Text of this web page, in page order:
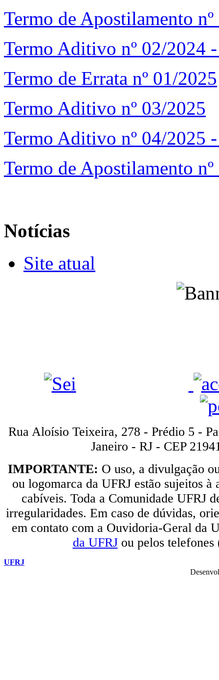
Termo de Apostilamento
Termo Aditivo nº 02/2024 -
Termo de Errata nº 01/2025
Termo Aditivo nº 03/2025
Termo Aditivo nº 04/2025 -
Termo de Apostilamento
Notícias
Site atual
Rua Aloísio Teixeira, 278 - Prédio 5 -
Janeiro - RJ - CEP
IMPORTANTE: O uso, a divulgação
ou logomarca da UFRJ estão sujeitos
cabíveis. Toda a Comunidade UFRJ
irregularidades. Em caso de dúvidas,
em contato com a Ouvidoria-Geral da
da UFRJou pelos telefones
UFRJ